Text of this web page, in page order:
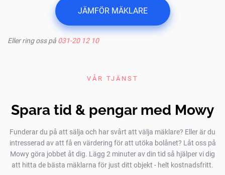
JÄMFÖR MÄKLARE
Eller ring oss på 031-20 12 10
VÅR TJÄNST
Spara tid & pengar med Mowy
Funderar du på att sälja och har svårt att välja mäklare? Eller är du
intresserad av att få en värdering för att utöka bolånet? Låt oss på
Mowy göra jobbet åt dig. Lägg 2 minuter av din tid så hjälper vi dig
att hitta de bästa mäklarna för just ditt objekt - helt kostnadsfritt.